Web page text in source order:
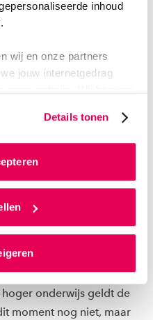
inhoud
wij en onze partners
jouw internetgedrag
op jouw voorkeuren. Ook
dan geef je ons
social media en
te plaatsen. Lees
instellen’ kun je ook zelf
Je kunt je
intrekken via
Details tonen
Dat
cursus leer je dat je
kan bijdragen aan
ontzettend mooi aan!”
cursus toe. Ik ben nu
de CSRD, de Corporate
waarvan de
ingevoerd.
onderwijs geldt de
moment nog niet, maar